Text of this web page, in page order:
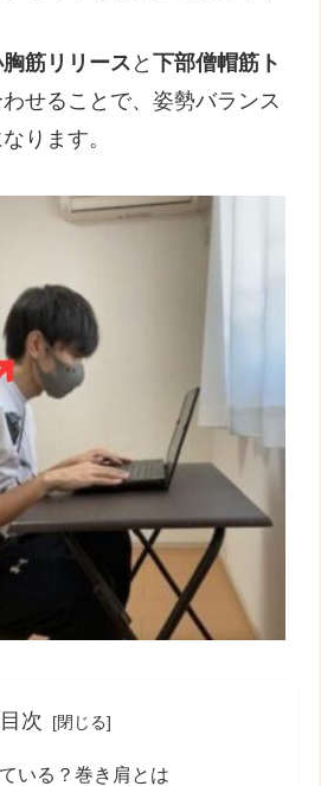
筋リリースと下部僧帽筋ト
せることで、姿勢バランス
ります。
目次
いる？巻き肩とは